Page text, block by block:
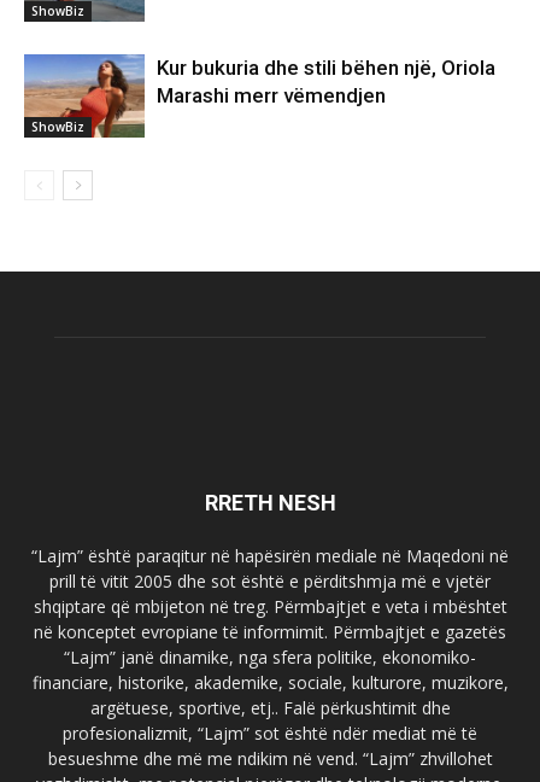
ShowBiz
ShowBiz
Kur bukuria dhe stili bëhen një, Oriola
Marashi merr vëmendjen
RRETH NESH
“Lajm” është paraqitur në hapësirën mediale në Maqedoni në
prill të vitit 2005 dhe sot është e përditshmja më e vjetër
shqiptare që mbijeton në treg. Përmbajtjet e veta i mbështet
në konceptet evropiane të informimit. Përmbajtjet e gazetës
“Lajm” janë dinamike, nga sfera politike, ekonomiko-
financiare, historike, akademike, sociale, kulturore, muzikore,
argëtuese, sportive, etj.. Falë përkushtimit dhe
profesionalizmit, “Lajm” sot është ndër mediat më të
besueshme dhe më me ndikim në vend. “Lajm” zhvillohet